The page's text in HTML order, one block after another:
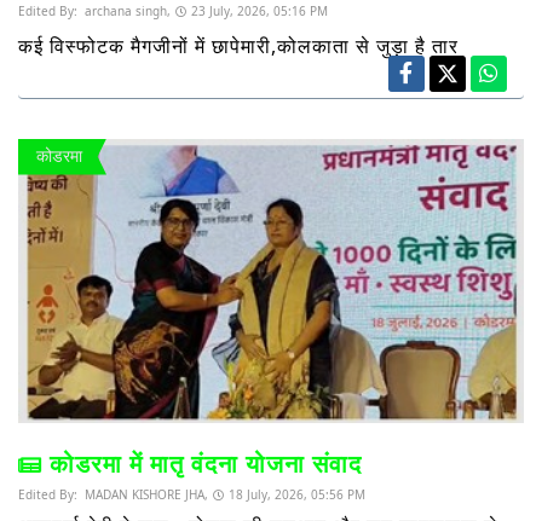
Edited By: archana singh, 23 July, 2026, 05:16 PM
कई विस्फोटक मैगजीनों में छापेमारी,कोलकाता से जुड़ा है तार
कोडरमा
कोडरमा में मातृ वंदना योजना संवाद
Edited By: MADAN KISHORE JHA, 18 July, 2026, 05:56 PM